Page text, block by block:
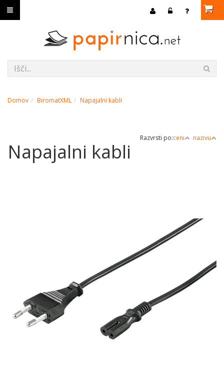
Domov BiromatXML Napajalni kabli
Razvrsti po:ceni nazivu
Napajalni kabli